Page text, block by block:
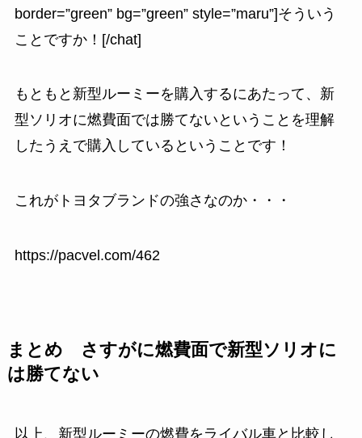
border=”green” bg=”green” style=”maru”]そういう
ことですか！[/chat]
もともと新型ルーミーを購入するにあたって、新
型ソリオに燃費面では勝てないということを理解
したうえで購入しているということです！
これがトヨタブランドの強さなのか・・・
https://pacvel.com/462
まとめ さすがに燃費面で新型ソリオに
は勝てない
以上、新型ルーミーの燃費をライバル車と比較し